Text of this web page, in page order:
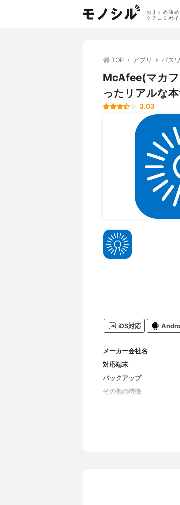
おすすめ商品
クチコミポイ
TOP アプリ パス
McAfee(マカフ
ったリアルな
3.03
iOS対応
メーカー会社名
対応端末
バックアップ
その他の特徴